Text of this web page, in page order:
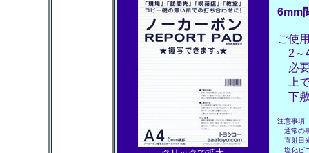
6mm
ご使
2～
必要
上で
下敷
注意事項
通常の
直射日
塩化ビ